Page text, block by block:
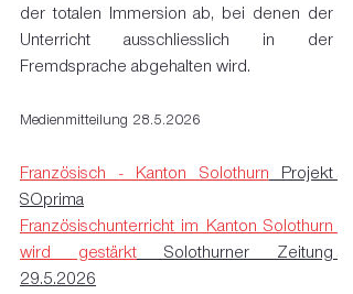
der totalen Immersion ab, bei denen der
Unterricht ausschliesslich in der
Fremdsprache abgehalten wird.
Medienmitteilung 28.5.2026
Französisch - Kanton Solothurn Projekt
SOprima
Französischunterricht im Kanton Solothurn
wird gestärkt Solothurner Zeitung
29.5.2026